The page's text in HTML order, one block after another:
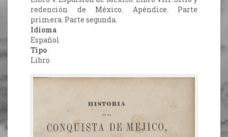
redención de México. Apéndice. Parte
primera. Parte segunda.
Idioma
Español
Tipo
Libro